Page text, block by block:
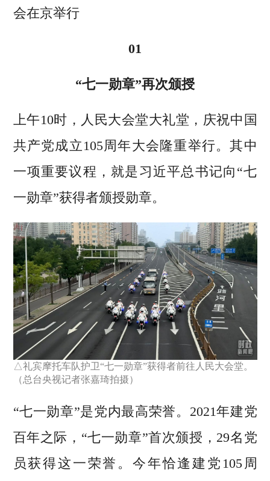
会在京举行
01
“七一勋章”再次颁授
上午10时，人民大会堂大礼堂，庆祝中国
共产党成立105周年大会隆重举行。其中
一项重要议程，就是习近平总书记向“七
一勋章”获得者颁授勋章。
△礼宾摩托车队护卫“七一勋章”获得者前往人民大会堂。
（总台央视记者张嘉琦拍摄）
“七一勋章”是党内最高荣誉。2021年建党
百年之际，“七一勋章”首次颁授，29名党
员获得这一荣誉。今年恰逢建党105周